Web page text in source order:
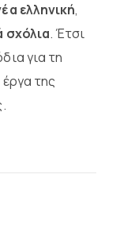
ελληνική,
σχόλια. Έτσι
για τη
της